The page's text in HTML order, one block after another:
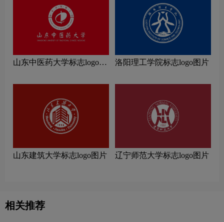
山东中医药大学标志logo图
洛阳理工学院标志logo图片
山东建筑大学标志logo图片 辽宁师范大学标志logo图片
相关推荐